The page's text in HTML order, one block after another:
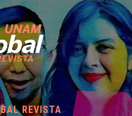
REVISTA